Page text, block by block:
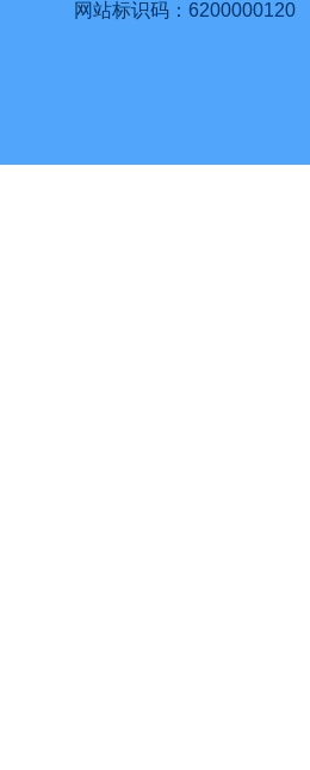
网站标识码：6200000120